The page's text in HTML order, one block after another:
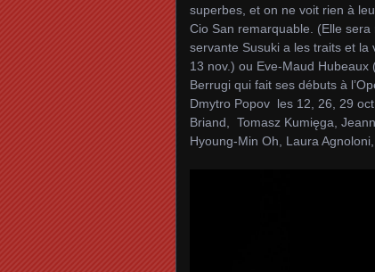
superbes, et on ne voit rien à
Cio San remarquable. (Elle
servante Susuki a les traits et la
13 nov.) ou Eve‑Maud
Berrugi qui fait ses débuts à
Dmytro Popov les 12, 26, 29
Briand, Tomasz Kumięga,
Hyoung‑Min Oh, Laura